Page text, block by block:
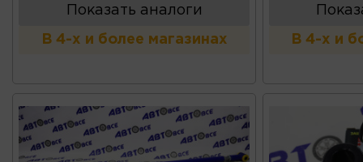
Показать аналоги
В 4-х и более магазинах В 4-х и